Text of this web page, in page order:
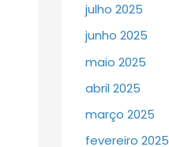
julho 2025
junho 2025
maio 2025
abril 2025
março 2025
fevereiro 2025